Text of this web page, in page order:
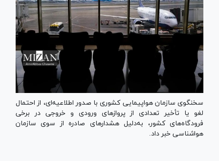
سخنگوی سازمان هواپیمایی کشوری با صدور اطلاعیه‌ای، از احتمال
لغو یا تأخیر تعدادی از پرواز‌های ورودی و خروجی در برخی
فرودگاه‌های کشور، به‌دلیل هشدار‌های صادره از سوی سازمان
هواشناسی خبر داد.